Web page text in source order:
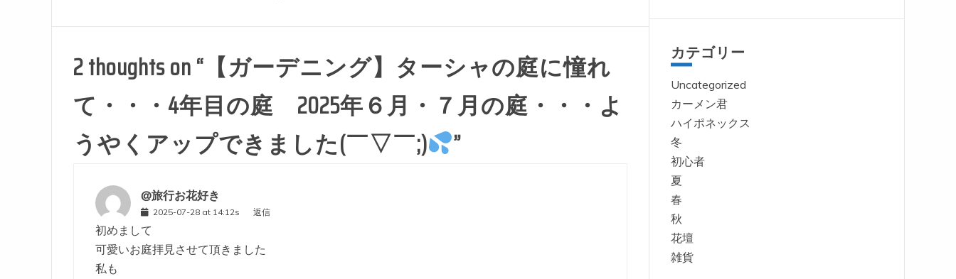
2 thoughts on “ 【ガーデニング】ターシャの庭に憧れ
て・・・4年目の庭 2025年６月・７月の庭・・・よ
うやくアップできました(￣▽￣;)
”
@旅行お花好き
2025-07-28 at 14:12s 返信
初めまして
可愛いお庭拝見させて頂きました
私も
カテゴリー
Uncategorized
カーメン君
ハイポネックス
冬
初心者
夏
春
秋
花壇
雑貨